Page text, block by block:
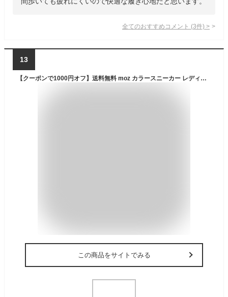
全てのおすすめコメント (3件) >
13
【クーポンで1000円オフ】送料無料 moz カラースニーカー レディース モズ かわいい 女性用 子供用 シューズ おしゃれ 通気性 軽量 軽い 人気 22.5cm 23cm 23.5cm 24cm 24.5cm 履きやすい 北欧 ウォーキング ジョギング おすすめ インソール取り外し 運動靴 3E 紐靴 【H】
この商品をサイトでみる